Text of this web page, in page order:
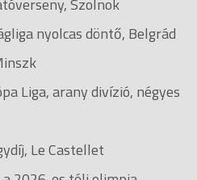
nyolcas döntő, Belgrád
Liga, arany divízió, négyes
Le Castellet